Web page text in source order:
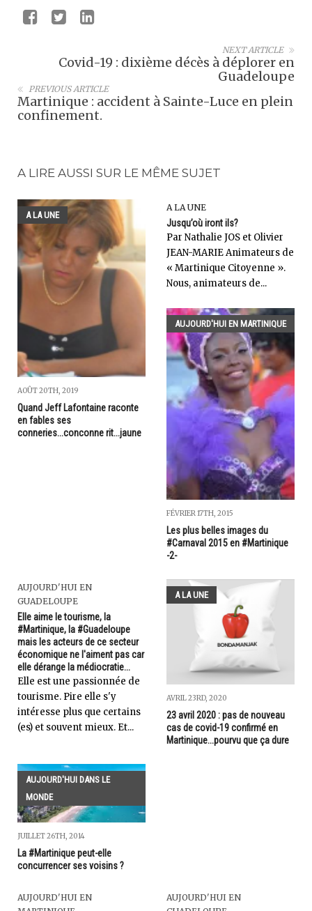
NEXT ARTICLE
Covid-19 : dixième décès à déplorer en
Guadeloupe
PREVIOUS ARTICLE
Martinique : accident à Sainte-Luce en plein
confinement.
A LIRE AUSSI SUR LE MÊME SUJET
A LA UNE
AOÛT 20TH, 2019
Quand Jeff Lafontaine raconte
en fables ses
conneries...conconne rit...jaune
A LA UNE
Jusqu’où iront ils?
Par Nathalie JOS et Olivier
JEAN-MARIE Animateurs de
« Martinique Citoyenne ».
Nous, animateurs de...
AUJOURD'HUI EN MARTINIQUE
FÉVRIER 17TH, 2015
Les plus belles images du
#Carnaval 2015 en #Martinique
-2-
AUJOURD'HUI EN
GUADELOUPE
Elle aime le tourisme, la
#Martinique, la #Guadeloupe
mais les acteurs de ce secteur
économique ne l'aiment pas car
elle dérange la médiocratie...
Elle est une passionnée de
tourisme. Pire elle s'y
intéresse plus que certains
(es) et souvent mieux. Et...
A LA UNE
AVRIL 23RD, 2020
23 avril 2020 : pas de nouveau
cas de covid-19 confirmé en
Martinique...pourvu que ça dure
AUJOURD'HUI DANS LE
MONDE
JUILLET 26TH, 2014
La #Martinique peut-elle
concurrencer ses voisins ?
AUJOURD'HUI EN
AUJOURD'HUI EN